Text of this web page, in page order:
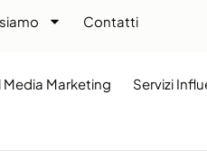
Contatti
Media Marketing Servizi